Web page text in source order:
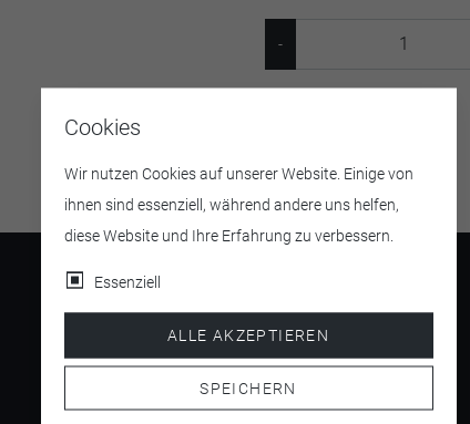
4.5/ 5
Cookies
Wir nutzen Cookies auf unserer Website. Einige von
ihnen sind essenziell, während andere uns helfen,
diese Website und Ihre Erfahrung zu verbessern.
Essenziell
ALLE AKZEPTIEREN
SPEICHERN